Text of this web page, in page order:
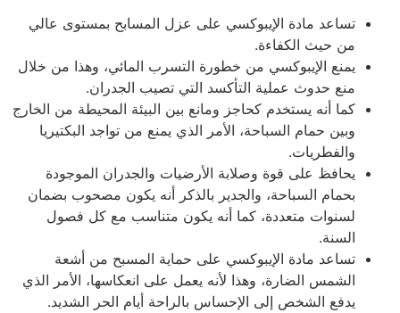
تساعد مادة الإيبوكسي على عزل المسابح بمستوى عالي
من حيث الكفاءة.
يمنع الإيبوكسي من خطورة التسرب المائي، وهذا من خلال
منع حدوث عملية التأكسد التي تصيب الجدران.
كما أنه يستخدم كحاجز ومانع بين البيئة المحيطة من الخارج
وبين حمام السباحة، الأمر الذي يمنع من تواجد البكتيريا
والفطريات.
يحافظ على قوة وصلابة الأرضيات والجدران الموجودة
بحمام السباحة، والجدير بالذكر أنه يكون مصحوب بضمان
لسنوات متعددة، كما أنه يكون متناسب مع كل فصول
السنة.
تساعد مادة الإيبوكسي على حماية المسبح من أشعة
الشمس الضارة، وهذا لأنه يعمل على انعكاسها، الأمر الذي
يدفع الشخص إلى الإحساس بالراحة أيام الحر الشديد.